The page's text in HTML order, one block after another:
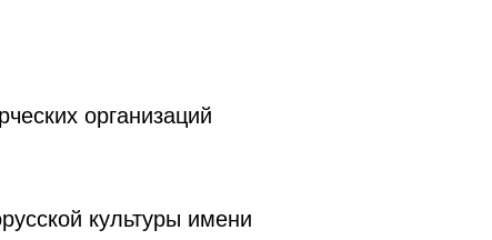
организаций
культуры имени